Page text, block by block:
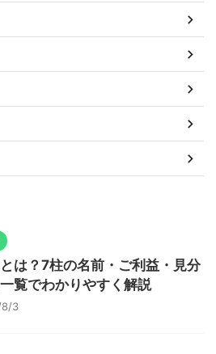
は？7柱の名前・ご利益・見分
覧でわかりやすく解説
3